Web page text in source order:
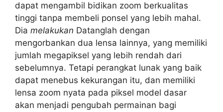
dapat mengambil bidikan zoom berkualitas
tinggi tanpa membeli ponsel yang lebih mahal.
Dia melakukan Datanglah dengan
mengorbankan dua lensa lainnya, yang memiliki
jumlah megapiksel yang lebih rendah dari
sebelumnya. Tetapi perangkat lunak yang baik
dapat menebus kekurangan itu, dan memiliki
lensa zoom nyata pada piksel model dasar
akan menjadi pengubah permainan bagi